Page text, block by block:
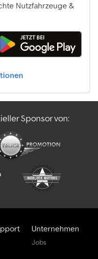
Nutzfahrzeuge &
Sponsor von:
Unternehmen
Jobs